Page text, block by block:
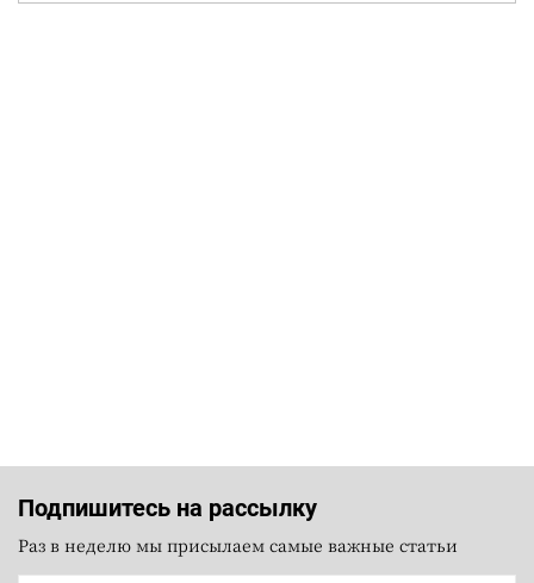
Подпишитесь на рассылку
Раз в неделю мы присылаем самые важные статьи